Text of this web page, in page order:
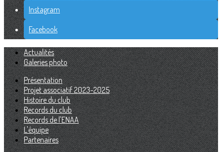
Instagram
Facebook
Actualités
Galeries photo
Présentation
Projet associatif 2023-2025
Histoire du club
Records du club
Records de l'ENAA
L'équipe
Partenaires